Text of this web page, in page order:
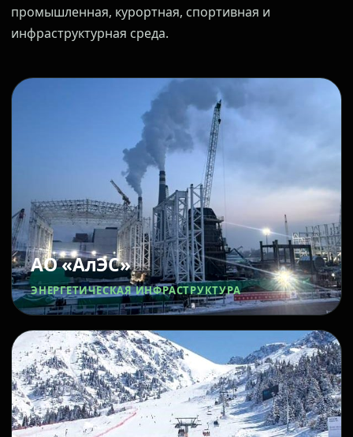
промышленная, курортная, спортивная и
инфраструктурная среда.
АО «АлЭС»
ЭНЕРГЕТИЧЕСКАЯ ИНФРАСТРУКТУРА